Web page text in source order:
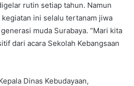
rutin setiap tahun. Namun
ini selalu tertanam jiwa
muda Surabaya. “Mari kita
dari acara Sekolah Kebangsaan
Dinas Kebudayaan,